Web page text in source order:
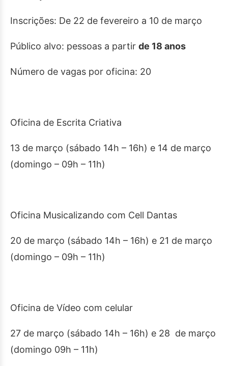
Inscrições: De 22 de fevereiro a 10 de março
Público alvo: pessoas a partir de 18 anos
Número de vagas por oficina: 20
Oficina de Escrita Criativa
13 de março (sábado 14h – 16h) e 14 de março
(domingo – 09h – 11h)
Oficina Musicalizando com Cell Dantas
20 de março (sábado 14h – 16h) e 21 de março
(domingo – 09h – 11h)
Oficina de Vídeo com celular
27 de março (sábado 14h – 16h) e 28 de março
(domingo 09h – 11h)